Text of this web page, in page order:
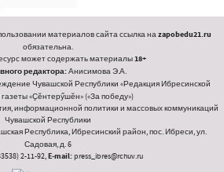
материалов сайта ссылка наzapobedu21.ru
обязательна.
может содержать материалы18+
редактора:Анисимова Э.А.
Чувашской Республики «Редакция Ибресинской
«Ҫӗнтерӳшӗн» («За победу»)
информационной политики и массовых коммуникаций
Чувашской Республики
Республика, Ибресинский район, пос. Ибреси, ул.
Садовая, д. 6
2-11-92,E-mail:press_ibres@rchuv.ru